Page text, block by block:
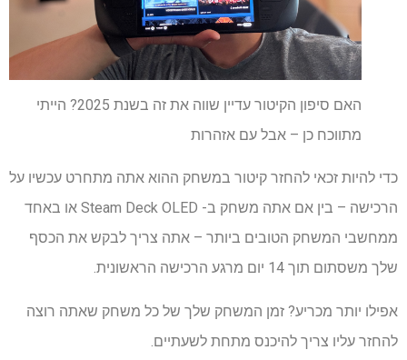
האם סיפון הקיטור עדיין שווה את זה בשנת 2025? הייתי
מתווכח כן – אבל עם אזהרות
כדי להיות זכאי להחזר קיטור במשחק ההוא אתה מתחרט עכשיו על
הרכישה – בין אם אתה משחק ב- Steam Deck OLED או באחד
ממחשבי המשחק הטובים ביותר – אתה צריך לבקש את הכסף
שלך משסתום תוך 14 יום מרגע הרכישה הראשונית.
אפילו יותר מכריע? זמן המשחק שלך של כל משחק שאתה רוצה
להחזר עליו צריך להיכנס מתחת לשעתיים.